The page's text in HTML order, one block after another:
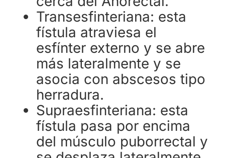
Transesfinteriana: esta
fístula atraviesa el
esfínter externo y se abre
más lateralmente y se
asocia con abscesos tipo
herradura.
Supraesfinteriana: esta
fístula pasa por encima
del músculo puborrectal y